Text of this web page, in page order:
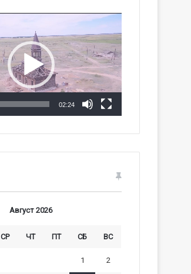
02:24
Август 2026
СР ЧТ ПТ СБ ВС
1 2